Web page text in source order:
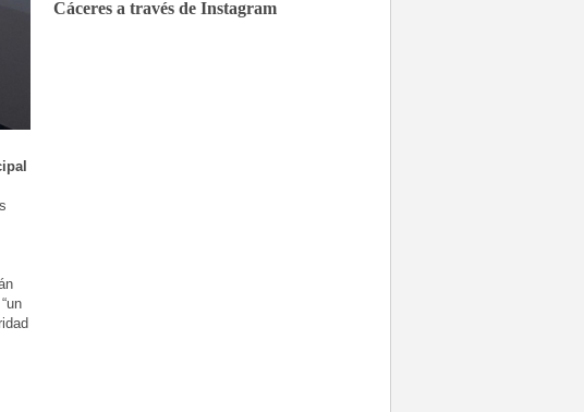
Cáceres a través de Instagram